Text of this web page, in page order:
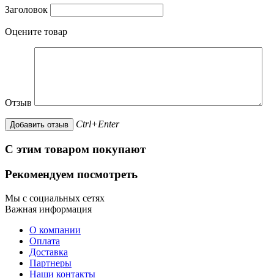
Заголовок
Оцените товар
Отзыв
Ctrl+Enter
С этим товаром покупают
Рекомендуем посмотреть
Мы с социальных сетях
Важная информация
О компании
Оплата
Доставка
Партнеры
Наши контакты